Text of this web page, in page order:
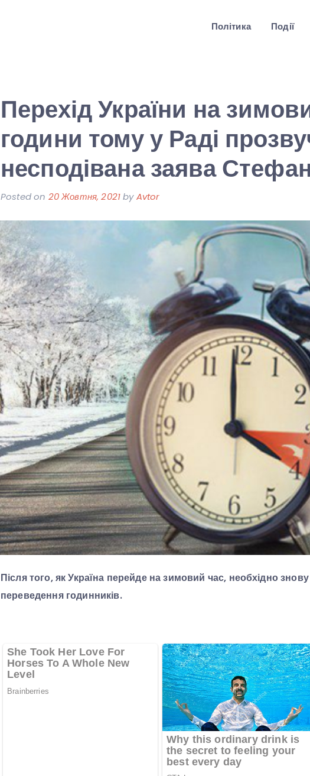
Політика Події
Перехід України на
години тому у Раді
несподівана заява
Posted on 20 Жовтня, 2021byAvtor
Після того, як Україна перейде на зимовий час, необхідно
переведення годинників.